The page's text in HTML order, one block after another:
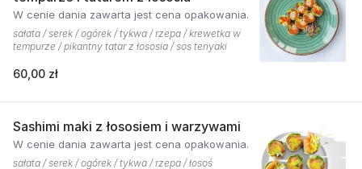
W cenie dania zawarta jest cena opakowania.
sałata / serek / ogórek / tykwa / rzepa / krewetka w
tempurze / pikantny tatar z łososia / sos teriyaki
60,00 zł
Sashimi maki z łososiem i warzywami
W cenie dania zawarta jest cena opakowania.
sałata / serek / ogórek / tykwa / rzepa / łosoś